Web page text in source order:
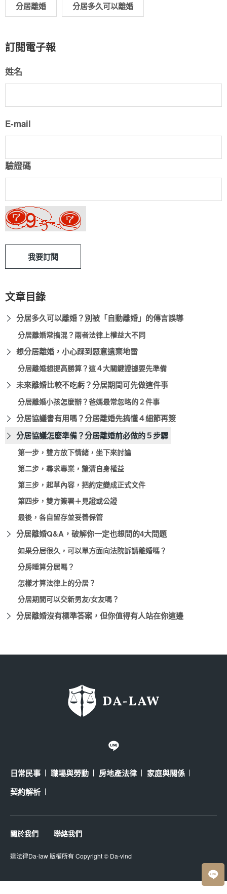
分居離婚 分居多久可以離婚
訂閱電子報
姓名
E-mail
驗證碼
我要訂閱
文章目錄
分居多久可以離婚？別被「自動離婚」的傳言誤導
分居離婚常搞混？兩者法律上權益大不同
想分居離婚，小心踩到惡意遺棄地雷
分居離婚想提高勝算？這４大關鍵證據要先準備
未來離婚比較不吃虧？分居期間可先做這件事
分居離婚小孩怎麼辦？爸媽最常忽略的２件事
分居協議書有用嗎？分居離婚先搞懂４細節再簽
分居協議怎麼準備？分居離婚前必做的５步驟
第一步，雙方放下情緒，坐下來討論
第二步，尋求專業，釐清自身權益
第三步，起草內容，把約定變成正式文件
第四步，雙方簽署＋見證或公證
最後，各自留存並妥善保管
分居離婚Q&A，破解你一定也想問的4大問題
如果分居很久，可以單方面向法院訴請離婚嗎？
分房睡算分居嗎？
怎樣才算法律上的分居？
分居期間可以交新男友/女友嗎？
分居離婚沒有標準答案，但你值得有人站在你這邊
日常民事 職場與勞動 房地產法律
家庭與關係
契約解析
關於我們 聯絡我們
達法律Da-law 版權所有 Copyright © Da-vinci